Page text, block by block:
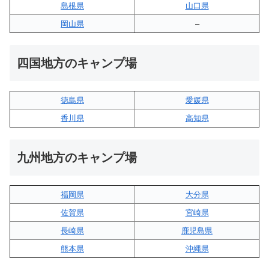
島根県
山口県
岡山県
–
四国地方のキャンプ場
徳島県
愛媛県
香川県
高知県
九州地方のキャンプ場
福岡県
大分県
佐賀県
宮崎県
長崎県
鹿児島県
熊本県
沖縄県